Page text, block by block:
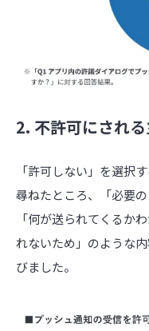
2. 不許可にされ
「許可しない」を選択
尋ねたところ、「必要
「何が送られてくるか
れないため」のような
びました。